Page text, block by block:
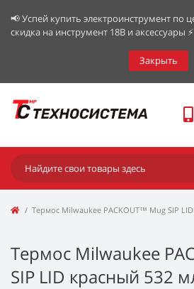
📢 Успей купить электроинструмент по
скидка на инструмент 18В и аксессуары ⚡️
Закрыть
Термос Milwaukee PACKOUT™ Mug SIP
Термос Milwaukee
SIP LID красный 532